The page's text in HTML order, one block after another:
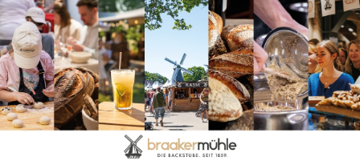
Zum
Haupt-
Inhalt
springen
Braaker
Mühle
Brot-
und
Backwaren